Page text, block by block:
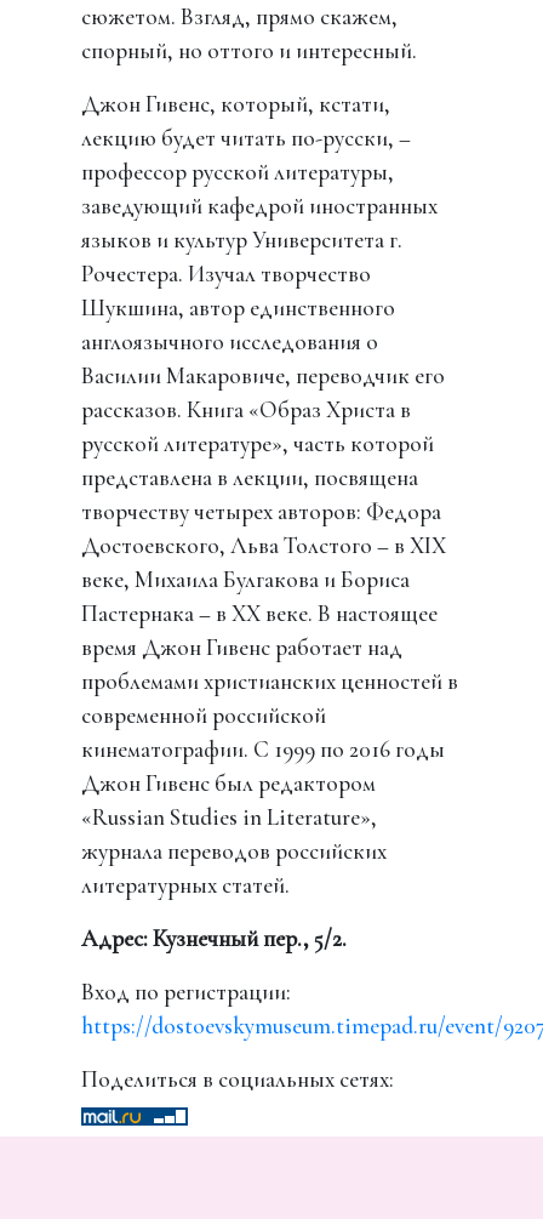
сюжетом. Взгляд, прямо скажем,
спорный, но оттого и интересный.
Джон Гивенс, который, кстати,
лекцию будет читать по-русски, –
профессор русской литературы,
заведующий кафедрой иностранных
языков и культур Университета г.
Рочестера. Изучал творчество
Шукшина, автор единственного
англоязычного исследования о
Василии Макаровиче, переводчик его
рассказов. Книга «Образ Христа в
русской литературе», часть которой
представлена в лекции, посвящена
творчеству четырех авторов: Федора
Достоевского, Льва Толстого – в XIX
веке, Михаила Булгакова и Бориса
Пастернака – в XX веке. В настоящее
время Джон Гивенс работает над
проблемами христианских ценностей в
современной российской
кинематографии. С 1999 по 2016 годы
Джон Гивенс был редактором
«Russian Studies in Literature»,
журнала переводов российских
литературных статей.
Адрес: Кузнечный пер., 5/2.
Вход по регистрации:
https://dostoevskymuseum.timepad.ru/event/
Поделиться в социальных сетях: